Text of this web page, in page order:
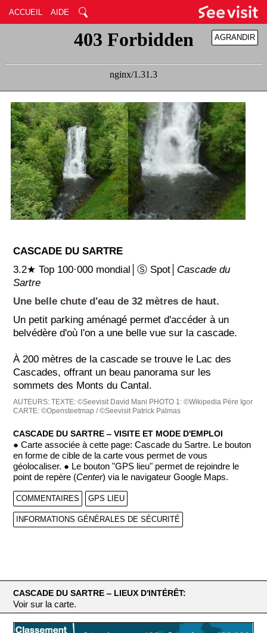
ACCUEIL AIDE
RÉDUIRE
AGRANDIR
CASCADE DU SARTRE
3.2★ Top 100·000 mondial│Ⓢ Spot│ Cascade du
Sartre
Une belle chute d'eau de 32 mètres de haut.
Un petit parking aménagé permet d'accéder à un
belvédère d'où l'on a une belle vue sur la cascade.
À 200 mètres de la cascade se trouve le Lac des
Cascades, offrant un beau panorama sur les
sommets des Monts du Cantal.
AUTEURS:TEXTE: ©Seevisit David Mani PHOTO 1: ©Wikipedia Père Igor
CARTE: ©Opensteetmap / ©Seevisit Patrick Palmas
CASCADE DU SARTRE ‒ VISITE ET MODE D'EMPLOI
● Carte associée à cette page: Cascade du Sartre. Le bouton
en forme de cible de la carte vous permet de vous
géolocaliser. ● Le bouton "GPS lieu" permet de rejoindre le
point de repère (Center) via le navigateur Google Maps.
COMMENTAIRES GPS LIEU
INFORMATIONS GÉNÉRALES DE SÉCURITÉ
CASCADE DU SARTRE ‒ LIEUX D'INTÉRÊT:
Voir sur la carte.